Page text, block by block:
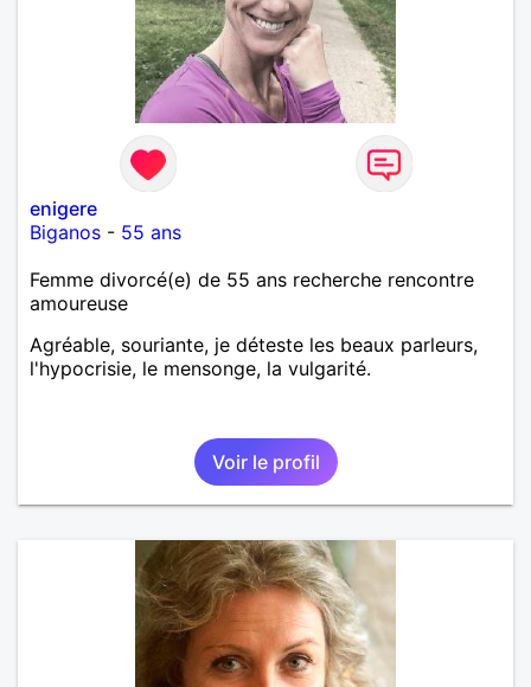
enigere
Biganos - 55 ans
Femme divorcé(e) de 55 ans recherche rencontre
amoureuse
Agréable, souriante, je déteste les beaux parleurs,
l'hypocrisie, le mensonge, la vulgarité.
Voir le profil